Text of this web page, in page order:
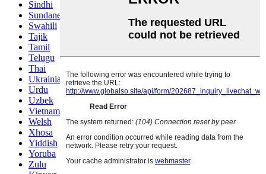
Sindhi
Sundanese
Swahili
Tajik
Tamil
Telugu
Thai
Ukrainian
Urdu
Uzbek
Vietnamese
Welsh
Xhosa
Yiddish
Yoruba
Zulu